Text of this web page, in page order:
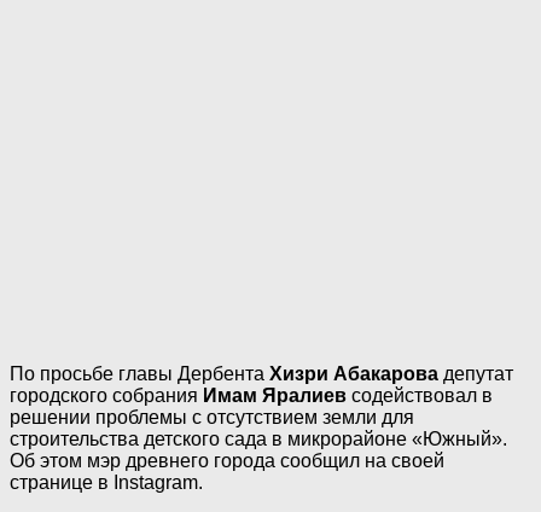
По просьбе главы Дербента Хизри Абакарова депутат
городского собрания Имам Яралиев содействовал в
решении проблемы с отсутствием земли для
строительства детского сада в микрорайоне «Южный».
Об этом мэр древнего города сообщил на своей
странице в Instagram.